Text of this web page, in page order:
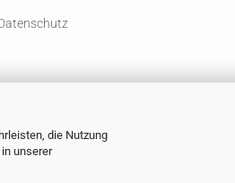
die Nutzung
unserer
Xycons